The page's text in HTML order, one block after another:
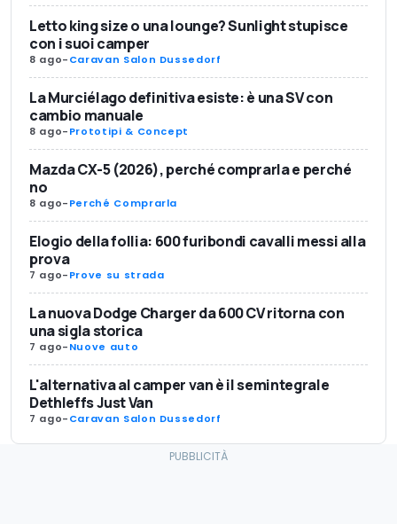
Letto king size o una lounge? Sunlight stupisce
con i suoi camper
8 ago-Caravan Salon Dussedorf
La Murciélago definitiva esiste: è una SV con
cambio manuale
8 ago-Prototipi & Concept
Mazda CX-5 (2026), perché comprarla e perché
no
8 ago-Perché Comprarla
Elogio della follia: 600 furibondi cavalli messi alla
prova
7 ago-Prove su strada
La nuova Dodge Charger da 600 CV ritorna con
una sigla storica
7 ago-Nuove auto
L'alternativa al camper van è il semintegrale
Dethleffs Just Van
7 ago-Caravan Salon Dussedorf